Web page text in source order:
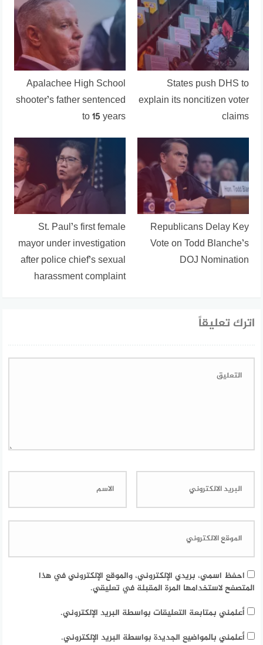
States push DHS to
explain its noncitizen voter
claims
Apalachee High School
shooter’s father sentenced
to 15 years
Republicans Delay Key
Vote on Todd Blanche’s
DOJ Nomination
St. Paul’s first female
mayor under investigation
after police chief’s sexual
harassment complaint
اترك تعليقاً
احفظ اسمي، بريدي الإلكتروني، والموقع الإلكتروني في هذا
المتصفح لاستخدامها المرة المقبلة في تعليقي.
أعلمني بمتابعة التعليقات بواسطة البريد الإلكتروني.
أعلمني بالمواضيع الجديدة بواسطة البريد الإلكتروني.